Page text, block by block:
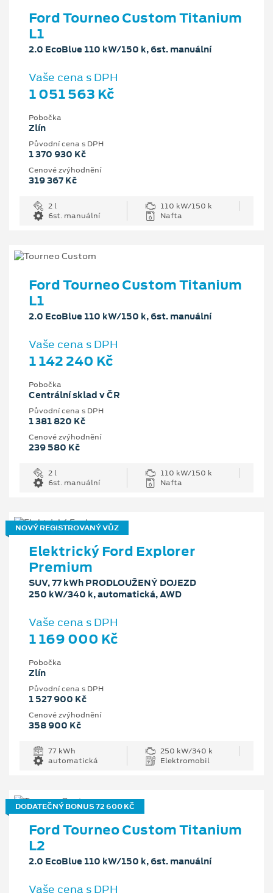
Ford Tourneo Custom Titanium
L1
2.0 EcoBlue 110 kW/150 k, 6st. manuální
Vaše cena s DPH
1 051 563 Kč
Pobočka
Zlín
Původní cena s DPH
1 370 930 Kč
Cenové zvýhodnění
319 367 Kč
2 l
110 kW/150 k
6st. manuální
Nafta
Ford Tourneo Custom Titanium
L1
2.0 EcoBlue 110 kW/150 k, 6st. manuální
Vaše cena s DPH
1 142 240 Kč
Pobočka
Centrální sklad v ČR
Původní cena s DPH
1 381 820 Kč
Cenové zvýhodnění
239 580 Kč
2 l
110 kW/150 k
6st. manuální
Nafta
NOVÝ REGISTROVANÝ VŮZ
Elektrický Ford Explorer
Premium
SUV, 77 kWh PRODLOUŽENÝ DOJEZD
250 kW/340 k, automatická, AWD
Vaše cena s DPH
1 169 000 Kč
Pobočka
Zlín
Původní cena s DPH
1 527 900 Kč
Cenové zvýhodnění
358 900 Kč
77 kWh
250 kW/340 k
automatická
Elektromobil
DODATEČNÝ BONUS 72 600 KČ
Ford Tourneo Custom Titanium
L2
2.0 EcoBlue 110 kW/150 k, 6st. manuální
Vaše cena s DPH